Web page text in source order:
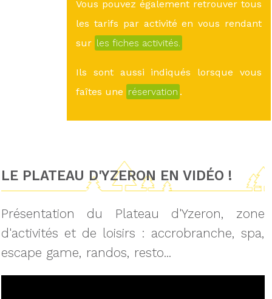
Vous pouvez également retrouver tous
les tarifs par activité en vous rendant
sur les fiches activités.
Ils sont aussi indiqués lorsque vous
faîtes une réservation .
LE PLATEAU D'YZERON EN VIDÉO !
Présentation du Plateau d'Yzeron, zone
d'activités et de loisirs : accrobranche, spa,
escape game, randos, resto...